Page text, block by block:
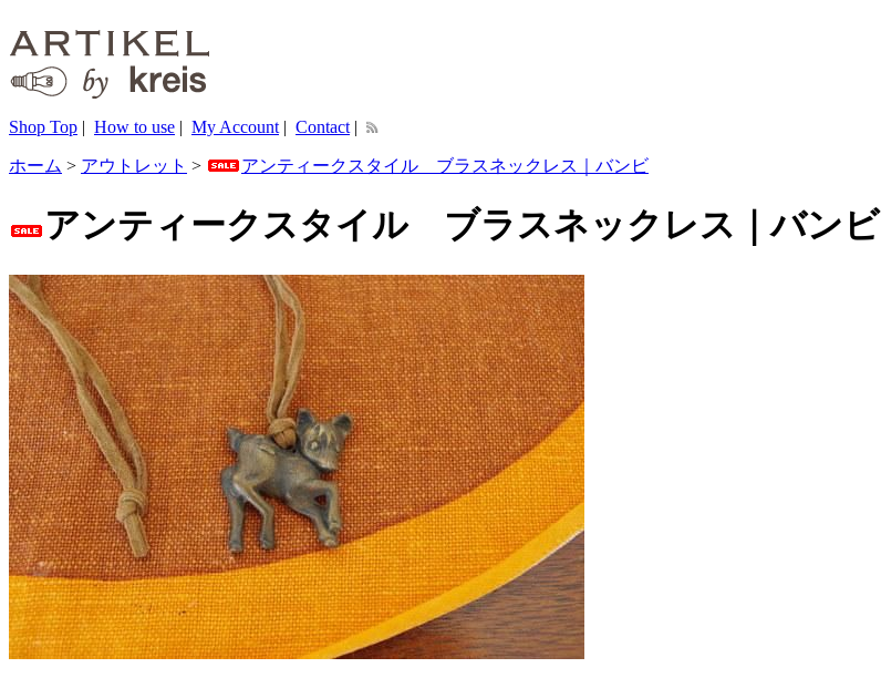
Shop Top | How to use | My Account | Contact |
ホーム > アウトレット > アンティークスタイル ブラスネックレス｜バンビ
アンティークスタイル ブラスネックレス｜バンビ